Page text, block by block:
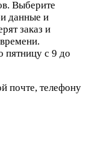
Выберите
данные и
заказ и
пятницу с 9 до
почте, телефону